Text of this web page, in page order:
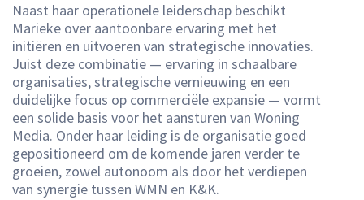
Naast haar operationele leiderschap beschikt
Marieke over aantoonbare ervaring met het
initiëren en uitvoeren van strategische innovaties.
Juist deze combinatie — ervaring in schaalbare
organisaties, strategische vernieuwing en een
duidelijke focus op commerciële expansie — vormt
een solide basis voor het aansturen van Woning
Media. Onder haar leiding is de organisatie goed
gepositioneerd om de komende jaren verder te
groeien, zowel autonoom als door het verdiepen
van synergie tussen WMN en K&K.